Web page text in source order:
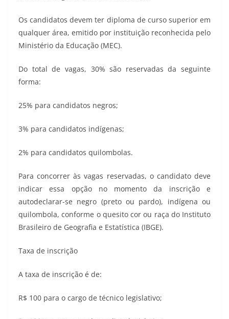
Os candidatos devem ter diploma de curso superior em
qualquer área, emitido por instituição reconhecida pelo
Ministério da Educação (MEC).
Do total de vagas, 30% são reservadas da seguinte
forma:
25% para candidatos negros;
3% para candidatos indígenas;
2% para candidatos quilombolas.
Para concorrer às vagas reservadas, o candidato deve
indicar essa opção no momento da inscrição e
autodeclarar-se negro (preto ou pardo), indígena ou
quilombola, conforme o quesito cor ou raça do Instituto
Brasileiro de Geografia e Estatística (IBGE).
Taxa de inscrição
A taxa de inscrição é de:
R$ 100 para o cargo de técnico legislativo;